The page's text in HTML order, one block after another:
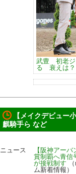
武豊 初老ジ
る 衰えは？
【メイクデビュー
麒騎手ら など
ニュース
【阪神アー
賞制覇へ青信
が接戦制す
ム新着情報）